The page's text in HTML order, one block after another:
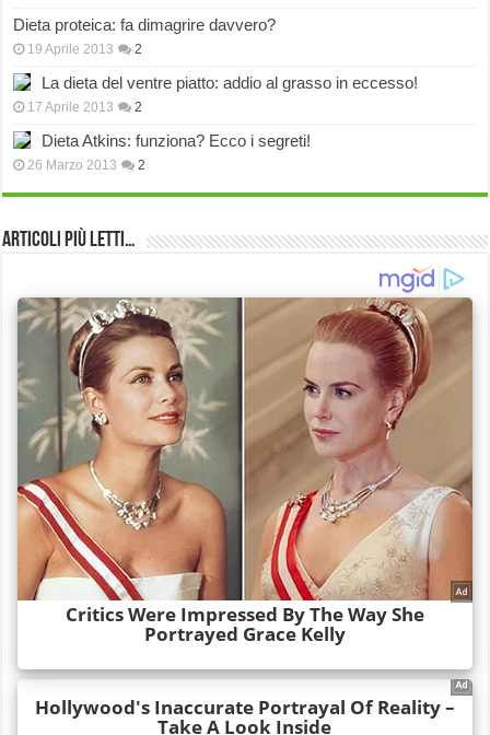
Dieta proteica: fa dimagrire davvero?
19 Aprile 2013 2
La dieta del ventre piatto: addio al grasso in eccesso!
17 Aprile 2013 2
Dieta Atkins: funziona? Ecco i segreti!
26 Marzo 2013 2
Articoli più Letti…